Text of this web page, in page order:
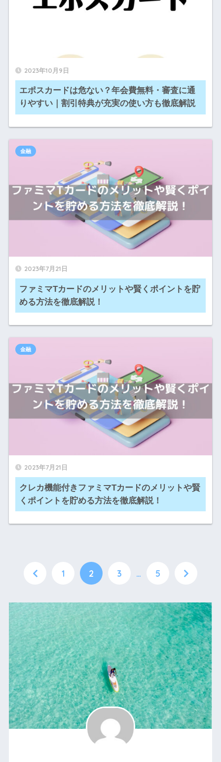
2023年10月9日
エポスカードは危ない？年会費無料・審査に通
りやすい｜割引特典が充実の使い方も徹底解説
2023年7月21日
ファミマTカードのメリットや賢くポイントを貯
める方法を徹底解説！
金融
2023年7月21日
クレカ機能付きファミマTカードのメリットや賢
くポイントを貯める方法を徹底解説！
金融
1 2 3 … 5